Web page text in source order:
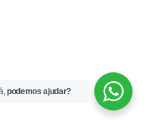
podemos ajudar?